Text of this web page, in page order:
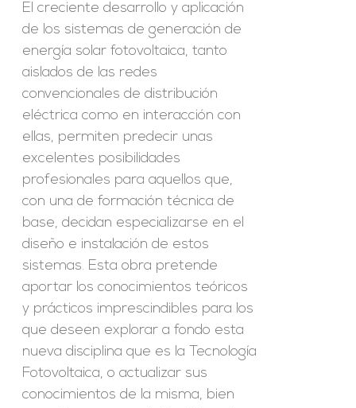
El creciente desarrollo y aplicación
de los sistemas de generación de
energía solar fotovoltaica, tanto
aislados de las redes
convencionales de distribución
eléctrica como en interacción con
ellas, permiten predecir unas
excelentes posibilidades
profesionales para aquellos que,
con una de formación técnica de
base, decidan especializarse en el
diseño e instalación de estos
sistemas. Esta obra pretende
aportar los conocimientos teóricos
y prácticos imprescindibles para los
que deseen explorar a fondo esta
nueva disciplina que es la Tecnología
Fotovoltaica, o actualizar sus
conocimientos de la misma, bien